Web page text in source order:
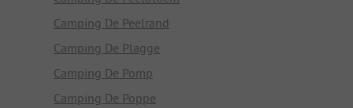
Camping De Peelrand
Camping De Plagge
Camping De Pomp
Camping De Poppe